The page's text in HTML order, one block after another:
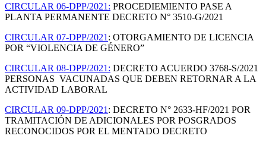
CIRCULAR 06-DPP/2021: PROCEDIEMIENTO PASE A
PLANTA PERMANENTE DECRETO N° 3510-G/2021
CIRCULAR 07-DPP/2021 : OTORGAMIENTO DE LICENCIA
POR “VIOLENCIA DE GÉNERO”
CIRCULAR 08-DPP/2021: DECRETO ACUERDO 3768-S/2021
PERSONAS VACUNADAS QUE DEBEN RETORNAR A LA
ACTIVIDAD LABORAL
CIRCULAR 09-DPP/2021 : DECRETO N° 2633-HF/2021 POR
TRAMITACIÓN DE ADICIONALES POR POSGRADOS
RECONOCIDOS POR EL MENTADO DECRETO